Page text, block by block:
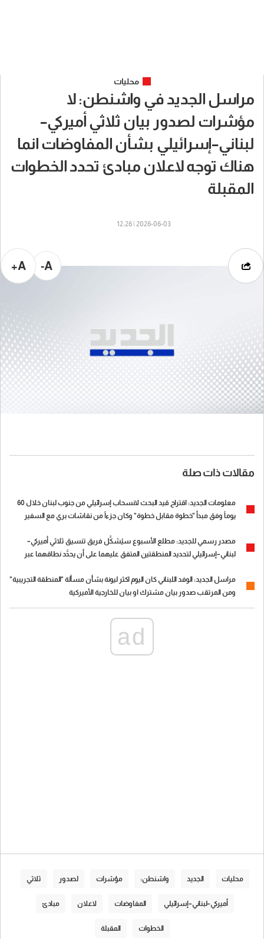
محليات
مراسل الجديد في واشنطن: لا
مؤشرات لصدور بيان ثلاثي أميركي–
لبناني–إسرائيلي بشأن المفاوضات انما
هناك توجه لاعلان مبادئ تحدد الخطوات
المقبلة
2026-06-03 | 12:26
A-
A+
مقالات ذات صلة
معلومات الجديد: اقتراح قيد البحث لانسحاب إسرائيلي من جنوب لبنان خلال 60
يوماً وفق مبدأ "خطوة مقابل خطوة" وكان جزءاً من نقاشات بري مع السفير
مصدر رسمي للجديد: مطلع الأسبوع سيُشكَّل فريق تنسيق ثلاثي أميركي–
لبناني–إسرائيلي لتحديد المنطقتين المتفق عليهما على أن يحدَّد نطاقهما عبر
مراسل الجديد: الوفد اللبناني كان اليوم اكثر ليونة بشأن مسألة "المنطقة التجريبية"
ومن المرتقب صدور بيان مشترك او بيان للخارجية الأميركية
ad
محليات الجديد واشنطن: مؤشرات لصدور ثلاثي
أميركي–لبناني–إسرائيلي المفاوضات لاعلان مبادئ
الخطوات المقبلة